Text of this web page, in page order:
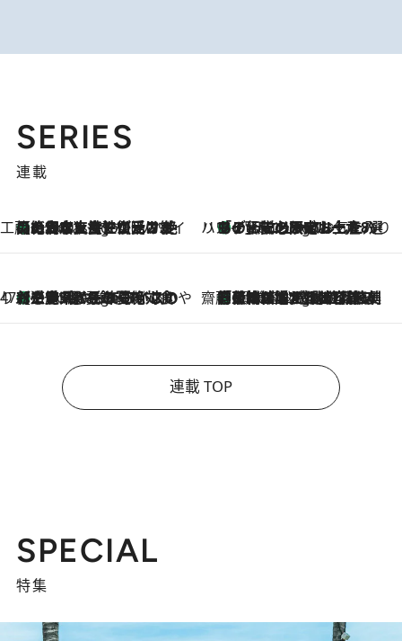
SERIES
連載
工藤まやのおもてなしハワイ
2 Hours Ago
【ハワイ土産】ローカルの絶大な支持で復活！ 絶品の幻クッキー《元ファンの日本人女性が受け継いだ名店》 ハワイ賢者 リサのお気に入りリスト2 Hours Ago
あの伝説の限定トートも！ リニューアルした「ディーン＆デルーカ ハワイ」で必須のお土産8選
47都道府県の手みやげ ひんやりスイーツで夏を満喫
2 Hours Ago
【三重県】この夏絶対食べたい 冷やしておいしいおやつ3選 お餅×アイスの新感覚スイーツ 齋藤 薫 美容脳ルネサンス
2 Hours Ago
「荷物が増えるほど旅ストレスは増す」美容ジャーナリストがたどり着いた最終結論。“化粧品を劇的に減らす”感動の凝縮美容とは
連載 TOP
SPECIAL
特集